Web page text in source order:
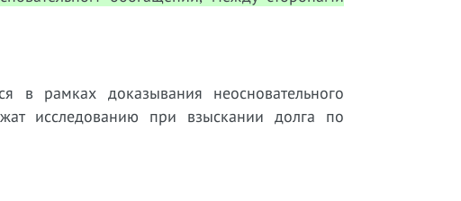
в рамках доказывания неосновательного
исследованию при взыскании долга по